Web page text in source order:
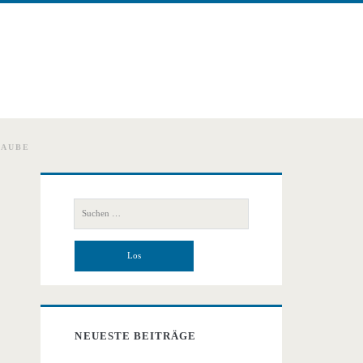
Primäre
Seitenleiste
nach:
NEUESTE BEITRÄGE